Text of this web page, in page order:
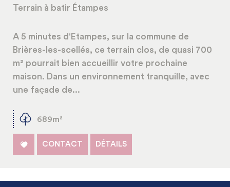
Terrain à batir Étampes
A 5 minutes d'Etampes, sur la commune de
Brières-les-scellés, ce terrain clos, de quasi 700
m² pourrait bien accueillir votre prochaine
maison. Dans un environnement tranquille, avec
une façade de...
689m²
CONTACT DÉTAILS